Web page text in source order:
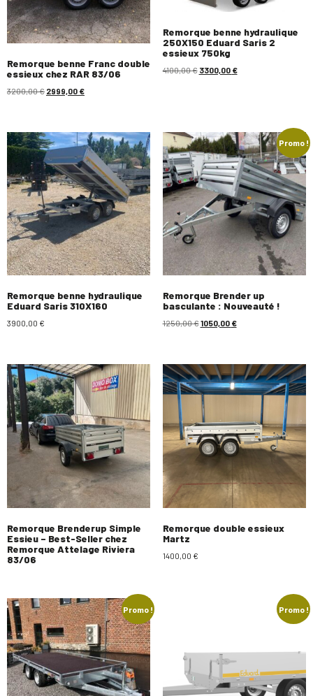
Remorque benne Franc double
essieux chez RAR 83/06
3200,00€ 2999,00 €
Remorque benne hydraulique
250X150 Eduard Saris 2
essieux 750kg
4100,00€ 3300,00 €
Remorque benne hydraulique
Eduard Saris 310X160
3900,00 €
Promo !
Remorque Brender up
basculante : Nouveauté !
1250,00€1050,00 €
Remorque Brenderup Simple
Essieu – Best-Seller chez
Remorque Attelage Riviera
83/06
Remorque double essieux
Martz
1400,00 €
Promo ! Promo !